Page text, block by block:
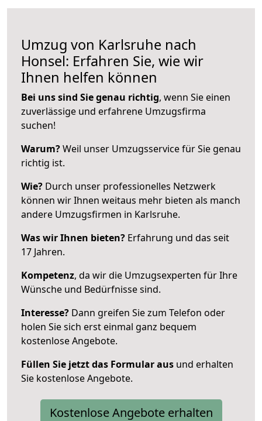
Umzug von Karlsruhe nach
Honsel: Erfahren Sie, wie wir
Ihnen helfen können
Bei uns sind Sie genau richtig, wenn Sie einen
zuverlässige und erfahrene Umzugsfirma
suchen!
Warum?Weil unser Umzugsservice für Sie genau
richtig ist.
Wie? Durch unser professionelles Netzwerk
können wir Ihnen weitaus mehr bieten als manch
andere Umzugsfirmen in Karlsruhe.
Was wir Ihnen bieten? Erfahrung und das seit
17 Jahren.
Kompetenz, da wir die Umzugsexperten für Ihre
Wünsche und Bedürfnisse sind.
Interesse? Dann greifen Sie zum Telefon oder
holen Sie sich erst einmal ganz bequem
kostenlose Angebote.
Füllen Sie jetzt das Formular aus und erhalten
Sie kostenlose Angebote.
Kostenlose Angebote erhalten